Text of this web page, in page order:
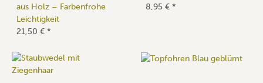
aus Holz – Farbenfrohe
Leichtigkeit
21,50 € *
8,95 € *